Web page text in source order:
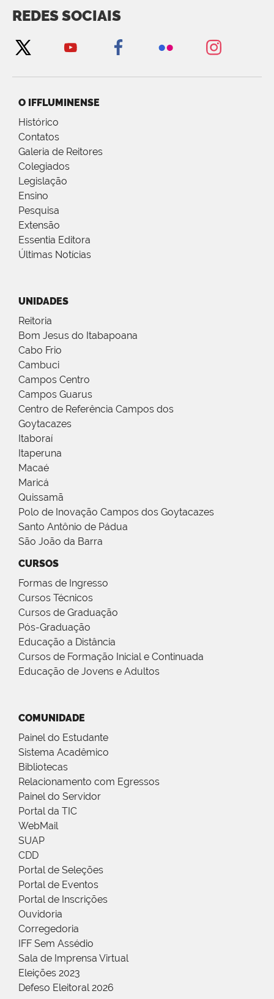
REDES SOCIAIS
O IFFLUMINENSE
Histórico
Contatos
Galeria de Reitores
Colegiados
Legislação
Ensino
Pesquisa
Extensão
Essentia Editora
Últimas Notícias
UNIDADES
Reitoria
Bom Jesus do Itabapoana
Cabo Frio
Cambuci
Campos Centro
Campos Guarus
Centro de Referência Campos dos
Goytacazes
Itaboraí
Itaperuna
Macaé
Maricá
Quissamã
Polo de Inovação Campos dos Goytacazes
Santo Antônio de Pádua
São João da Barra
CURSOS
Formas de Ingresso
Cursos Técnicos
Cursos de Graduação
Pós-Graduação
Educação a Distância
Cursos de Formação Inicial e Continuada
Educação de Jovens e Adultos
COMUNIDADE
Painel do Estudante
Sistema Acadêmico
Bibliotecas
Relacionamento com Egressos
Painel do Servidor
Portal da TIC
WebMail
SUAP
CDD
Portal de Seleções
Portal de Eventos
Portal de Inscrições
Ouvidoria
Corregedoria
IFF Sem Assédio
Sala de Imprensa Virtual
Eleições 2023
Defeso Eleitoral 2026